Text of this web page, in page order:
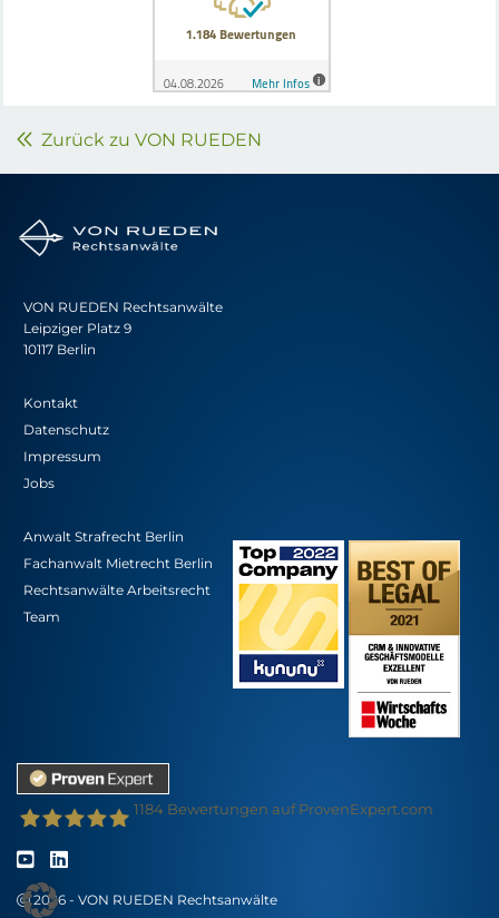
Zurück zu VON RUEDEN
VON RUEDEN Rechtsanwälte
Leipziger Platz 9
10117 Berlin
Kontakt
Datenschutz
Impressum
Jobs
Anwalt Strafrecht Berlin
Fachanwalt Mietrecht Berlin
Rechtsanwälte Arbeitsrecht
Team
VON RUEDEN - Partnerschaft für Rechtsanwälte
1184 Bewertungen auf ProvenExpert.com
2026 - VON RUEDEN Rechtsanwälte